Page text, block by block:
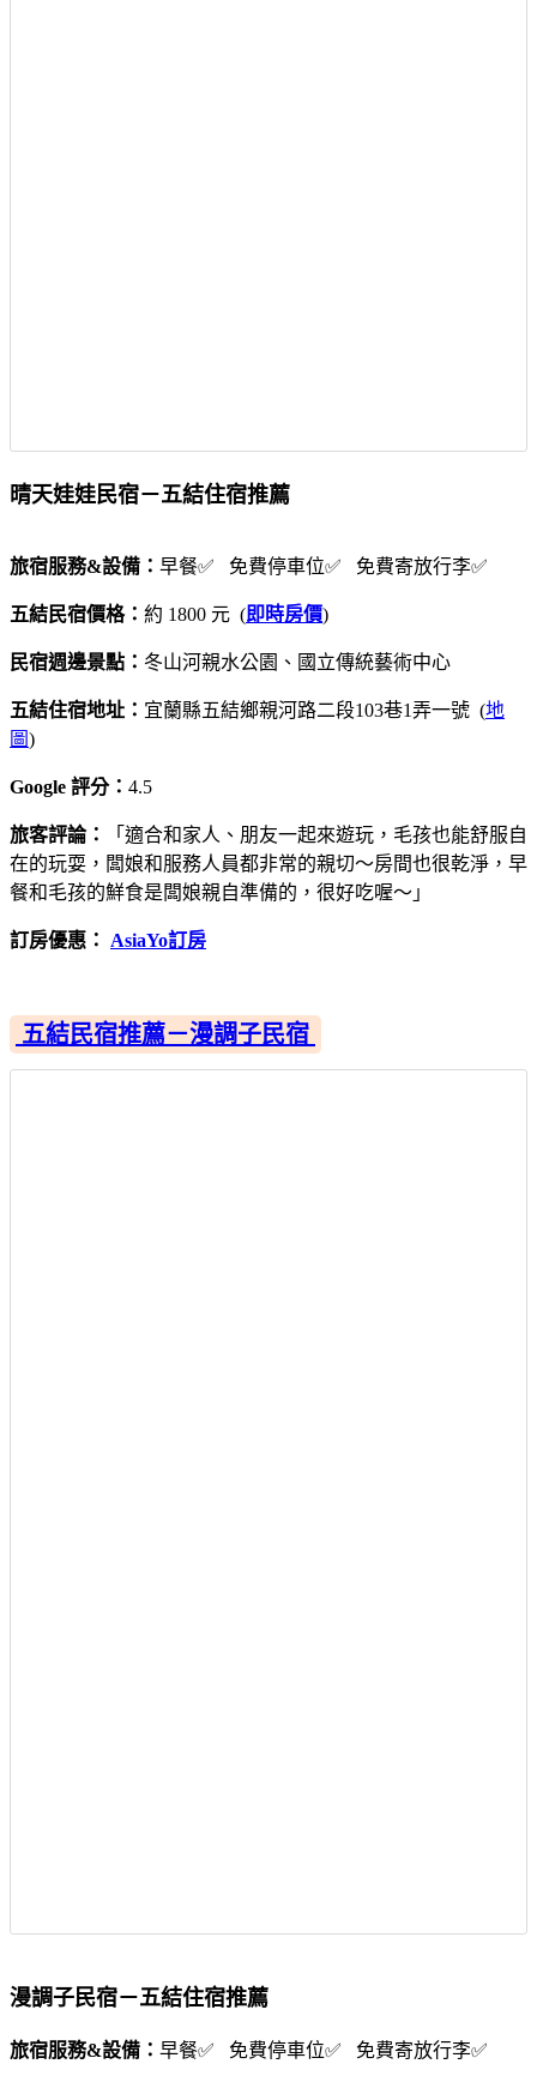
晴天娃娃民宿－五結住宿推薦
旅宿服務&設備： 早餐✅ 免費停車位✅ 免費寄放行李✅
五結民宿價格： 約 1800 元 (即時房價)
民宿週邊景點： 冬山河親水公園、國立傳統藝術中心
五結住宿地址： 宜蘭縣五結鄉親河路二段103巷1弄一號 (地
圖)
Google 評分： 4.5
旅客評論：
「適合和家人、朋友一起來遊玩，毛孩也能舒服自
在的玩耍，闆娘和服務人員都非常的親切～房間也很乾淨，早
餐和毛孩的鮮食是闆娘親自準備的，很好吃喔～」
訂房優惠： AsiaYo訂房
五結民宿推薦－漫調子民宿
漫調子民宿－五結住宿推薦
旅宿服務&設備： 早餐✅ 免費停車位✅ 免費寄放行李✅